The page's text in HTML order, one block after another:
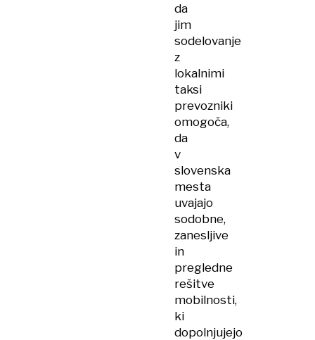
da
jim
sodelovanje
z
lokalnimi
taksi
prevozniki
omogoča,
da
v
slovenska
mesta
uvajajo
sodobne,
zanesljive
in
pregledne
rešitve
mobilnosti,
ki
dopolnjujejo